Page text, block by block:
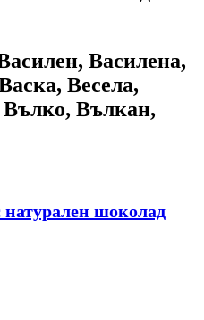
Василена,
Весела,
Вълко, Вълкан,
шоколад